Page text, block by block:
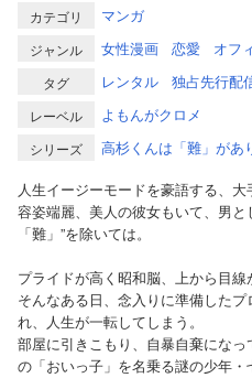
カテゴリ マンガ
ジャンル 女性漫画 恋愛 オフ
タグ レンタル 独占先行配
レーベル よもんがクロメ
シリーズ
高杉くんは「難」があ
人生イージーモードを豪語する、大
容姿端麗、美人の彼女もいて、男
「難」”を除いては。
プライドが高く昭和脳、上から目線
そんなある日、念入りに準備した
れ、人生が一転してしまう。
部屋に引きこもり、自暴自棄にな
の「おいっ子」を名乗る謎の少年・